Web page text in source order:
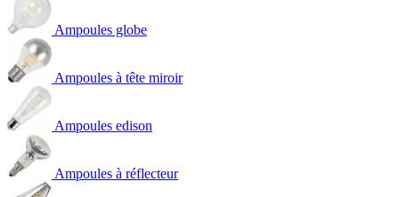
Ampoules globe
Ampoules à tête miroir
Ampoules edison
Ampoules à réflecteur